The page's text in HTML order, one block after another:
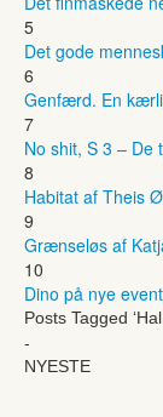
5
Det gode
6
Genfærd. En
7
No shit, S 3 – De
8
Habitat af Theis
9
Grænseløs af
10
Dino på nye
Posts Tagged
-
NYESTE